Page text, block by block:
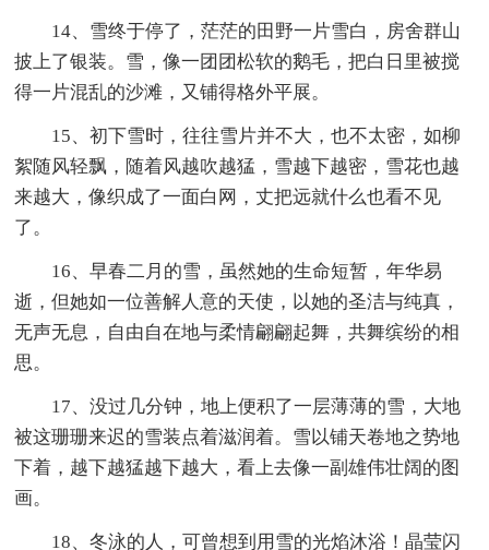
14、雪终于停了，茫茫的田野一片雪白，房舍群山
披上了银装。雪，像一团团松软的鹅毛，把白日里被搅
得一片混乱的沙滩，又铺得格外平展。
15、初下雪时，往往雪片并不大，也不太密，如柳
絮随风轻飘，随着风越吹越猛，雪越下越密，雪花也越
来越大，像织成了一面白网，丈把远就什么也看不见
了。
16、早春二月的雪，虽然她的生命短暂，年华易
逝，但她如一位善解人意的天使，以她的圣洁与纯真，
无声无息，自由自在地与柔情翩翩起舞，共舞缤纷的相
思。
17、没过几分钟，地上便积了一层薄薄的雪，大地
被这珊珊来迟的雪装点着滋润着。雪以铺天卷地之势地
下着，越下越猛越下越大，看上去像一副雄伟壮阔的图
画。
18、冬泳的人，可曾想到用雪的光焰沐浴！晶莹闪